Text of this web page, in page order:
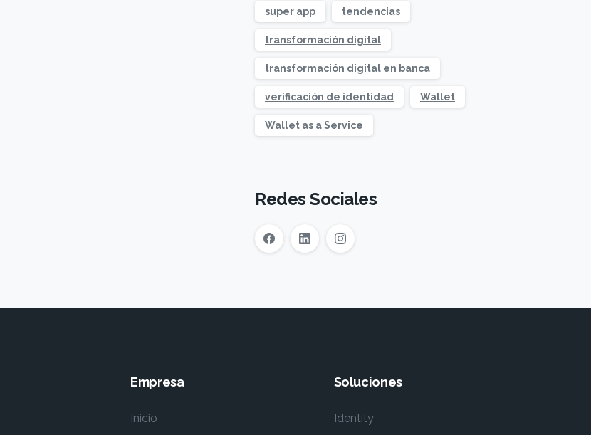
super app tendencias
transformación digital
transformación digital en banca
verificación de identidad Wallet
Wallet as a Service
Redes Sociales
Empresa
Inicio
Soluciones
Identity